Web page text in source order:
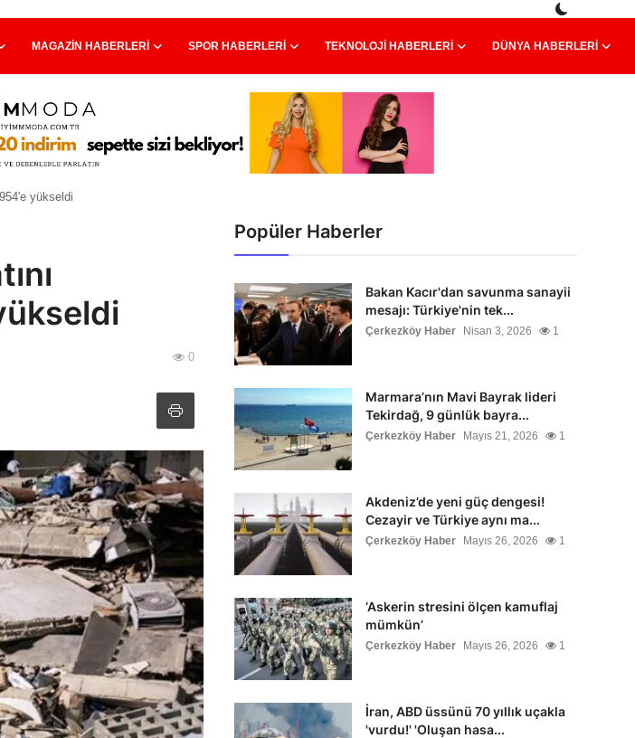
MAGAZIN HABERLERI SPOR HABERLERI TEKNOLOJI HABERLERI DÜNYA HABERLERI
yükseldi
0
Popüler Haberler
Bakan Kacır'dan savunma sanayii
mesajı: Türkiye'nin tek...
Çerkezköy Haber Nisan 3, 2026 1
Marmara’nın Mavi Bayrak lideri
Tekirdağ, 9 günlük bayra...
Çerkezköy Haber Mayıs 21, 2026 1
Akdeniz’de yeni güç dengesi!
Cezayir ve Türkiye aynı ma...
Çerkezköy Haber Mayıs 26, 2026 1
‘Askerin stresini ölçen kamuflaj
mümkün’
Çerkezköy Haber Mayıs 26, 2026 1
İran, ABD üssünü 70 yıllık uçakla
'vurdu!' 'Oluşan hasa...